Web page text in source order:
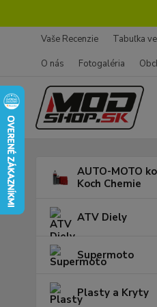
Vaše Recenzie Tabuľka
O nás
Fotogaléria
AUTO-MOTO
Koch Chemie
ATV Diely
Supermoto
Plasty a Kryty